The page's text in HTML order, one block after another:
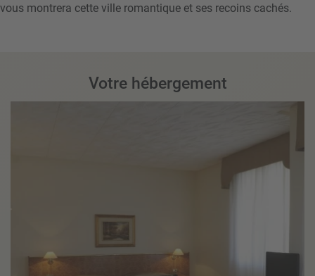
vous montrera cette ville romantique et ses recoins cachés.
Votre hébergement